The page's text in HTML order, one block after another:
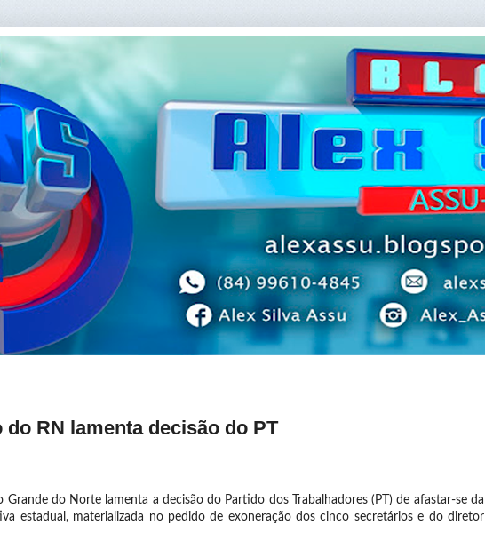
RN lamenta decisão do PT
do Norte lamenta a decisão do Partido dos Trabalhadores (PT) de afastar-se da
estadual, materializada no pedido de exoneração dos cinco secretários e do diretor